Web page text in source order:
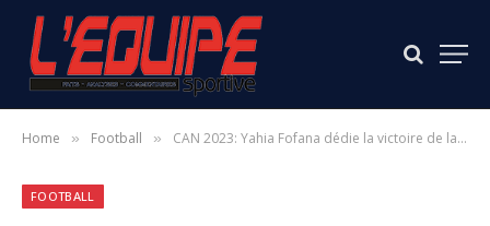
Home » Football » CAN 2023: Yahia Fofana dédie la victoire de la Côte d’Ivoire face au Sénégal à Jean-Louis Gasset
FOOTBALL